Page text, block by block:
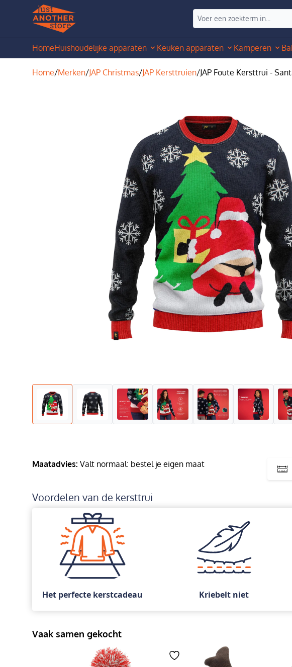
HomeHuishoudelijke apparaten Keuken apparaten Kamperen
Home/Merken/JAP Christmas/JAP Kersttruien/JAP Foute Kersttrui -
Maatadvies: Valt normaal: bestel je eigen maat
Voordelen van de kersttrui
Het perfecte kerstcadeau Kriebelt niet
Vaak samen gekocht